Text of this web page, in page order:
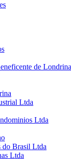
de Londrina
Ltda
Ltda
do Brasil Ltda
Ltda